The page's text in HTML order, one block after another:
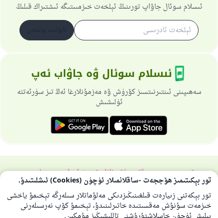
ئىسلام سوئال جاۋاپ تورىنىڭ ئېلخەت خىزمىىتىگە ئىشتىراك قىلىڭ
ئىسلام سوئال ۋە جاۋاب ئەپ
سەھىپىنى ئىنتىرنىتسىز كۆرۈش ۋە مەزمۇنلارغا ئەڭ تىز سۈرئەتتە
ئۈلىشىش
تورسەھىپىسى ھەققىدەباش نازارەتچىخۇسۇسىي سىياسەت
بارلىق ھوقۇق ئىسلام سوئال-جاۋاپ تورىغا مەنسۇپتۇر 1997-2025 ©
تور بېكىتىمىز ھۆججەت -ساقلانمىلار ئۈچۈن (Cookies) ئىشلىتىدۇ.
تور بېكەتنى زىيارەت قىلغىنىڭىزدىكى مەلۇماتلار سىلەرگە تېخىمۇ ياخشى
خىزمەت سۇنۇش مەقسىتىدە خاتىرلىنىدۇ، تېخىمۇ كۆپ نەرسىلەرنى